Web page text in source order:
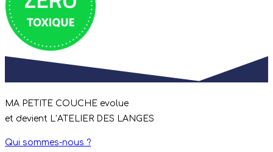
MA PETITE COUCHE evolue
et devient L’ATELIER DES LANGES
Qui sommes-nous ?